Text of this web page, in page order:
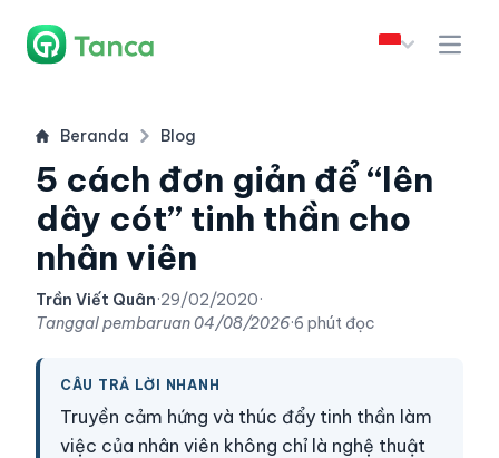
Beranda Blog
5 cách đơn giản để “lên
dây cót” tinh thần cho
nhân viên
Trần Viết Quân·29/02/2020·
Tanggal pembaruan04/08/2026·6 phút đọc
CÂU TRẢ LỜI NHANH
Truyền cảm hứng và thúc đẩy tinh thần làm
việc của nhân viên không chỉ là nghệ thuật